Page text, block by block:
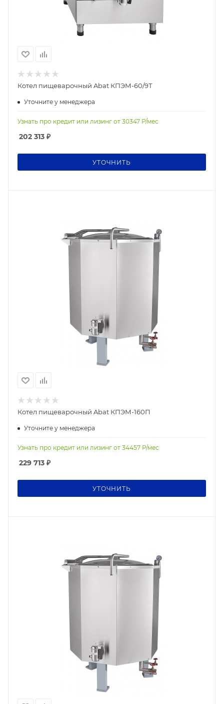
Котел пищеварочный Abat КПЭМ-60/9Т
Уточните у менеджера
Узнать про кредит или лизинг от 30347 Р/мес
202 313 ₽
УТОЧНИТЬ
Котел пищеварочный Abat КПЭМ-160П
Уточните у менеджера
Узнать про кредит или лизинг от 34457 Р/мес
229 713 ₽
УТОЧНИТЬ